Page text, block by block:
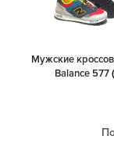
Мужские
Balance 577